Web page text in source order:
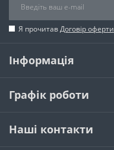
Я прочитавДоговір оферти
Інформація
Графік роботи
Наші контакти